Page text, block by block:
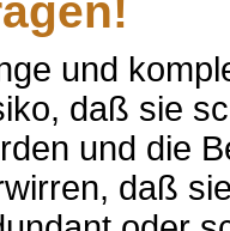
und
daß sie
und die
daß